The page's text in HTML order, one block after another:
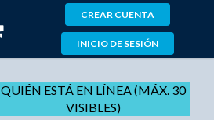
CREAR CUENTA
INICIO DE SESIÓN
QUIÉN ESTÁ EN LÍNEA (MÁX. 30
VISIBLES)